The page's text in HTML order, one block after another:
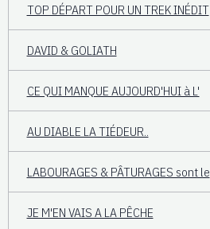
TOP DÉPART POUR UN TREK INÉDIT
DAVID & GOLIATH
CE QUI MANQUE AUJOURD'HUI à L'
AU DIABLE LA TIÉDEUR..
LABOURAGES & PÂTURAGES sont le
JE M'EN VAIS A LA PÊCHE